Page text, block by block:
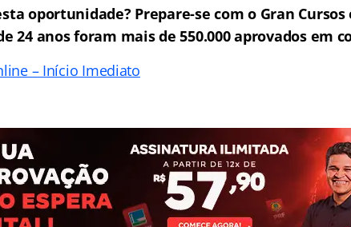
oportunidade? Prepare-se com o Gran
24 anos foram mais de 550.000 aprovados em
– Início Imediato